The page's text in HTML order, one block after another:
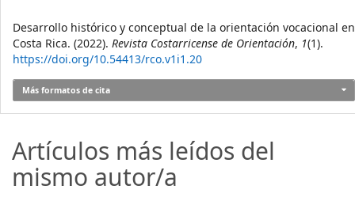
Desarrollo histórico y conceptual de la orientación vocacional en
Costa Rica. (2022). Revista Costarricense de Orientación, 1(1).
https://doi.org/10.54413/rco.v1i1.20
Más formatos de cita
Artículos más leídos del
mismo autor/a